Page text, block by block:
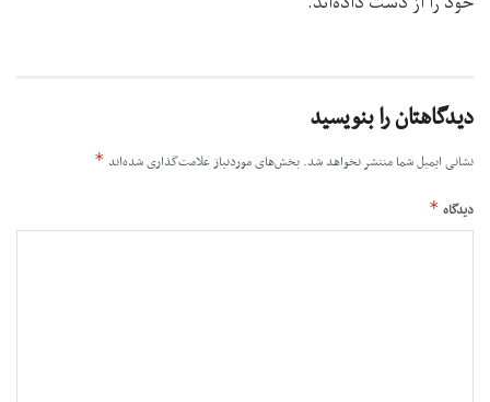
دیدگاهتان را بنویسید
نشانی ایمیل شما منتشر نخواهد شد. بخش‌های موردنیاز علامت‌گذاری شده‌اند *
دیدگاه *